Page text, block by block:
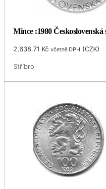
Mince :1980
2,638.71 Kč včetně DPH (CZK)
Stříbro